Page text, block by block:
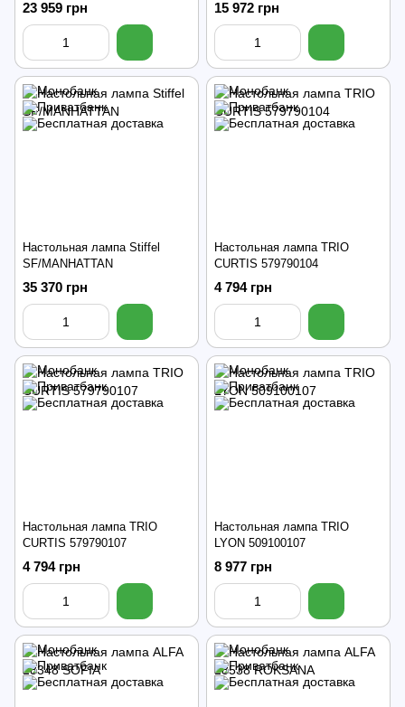
23 959 грн 15 972 грн
Настольная лампа Stiffel
SF/MANHATTAN
35 370 грн
Настольная лампа TRIO
CURTIS 579790104
4 794 грн
Настольная лампа TRIO
CURTIS 579790107
4 794 грн
Настольная лампа TRIO
LYON 509100107
8 977 грн